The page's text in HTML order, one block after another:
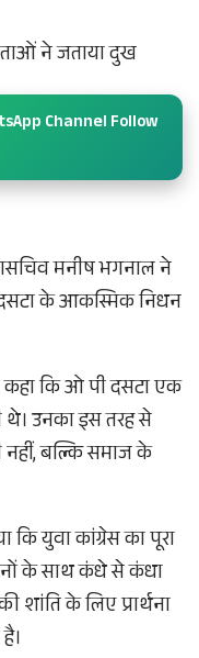
ने जताया दुख​
Channel Follow
मनीष भगनाल ने
के आकस्मिक निधन
कहा कि ओ पी दसटा एक
उनका इस तरह से
नहीं, बल्कि समाज के
युवा कांग्रेस का पूरा
के साथ कंधे से कंधा
शांति के लिए प्रार्थना